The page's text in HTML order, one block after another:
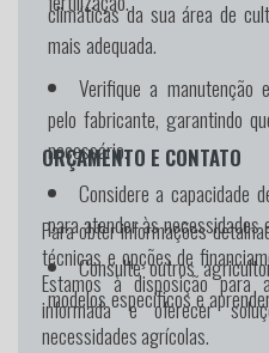
climáticas da sua área de
mais adequada.
Verifique a
pelo fabricante, garantindo
necessário.
Considere a capacidade
para atender às
Consulte outros
modelos específicos e
ORÇAMENTO E CONTATO
Para obter informações
técnicas e opções de
Estamos à disposição para
informada e oferecer
necessidades agrícolas.